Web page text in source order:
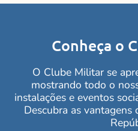
Conheça o
O Clube Militar se
mostrando todo o
instalações e eventos
Descubra as vantagens